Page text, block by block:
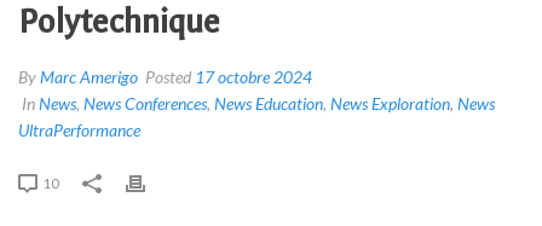
Polytechnique
ByMarc Amerigo Posted 17 octobre 2024
InNews, News Conferences, News Education, News Exploration, News
UltraPerformance
10